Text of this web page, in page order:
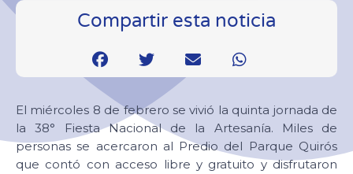
Compartir esta noticia
El miércoles 8 de febrero se vivió la quinta jornada de
la 38° Fiesta Nacional de la Artesanía. Miles de
personas se acercaron al Predio del Parque Quirós
que contó con acceso libre y gratuito y disfrutaron